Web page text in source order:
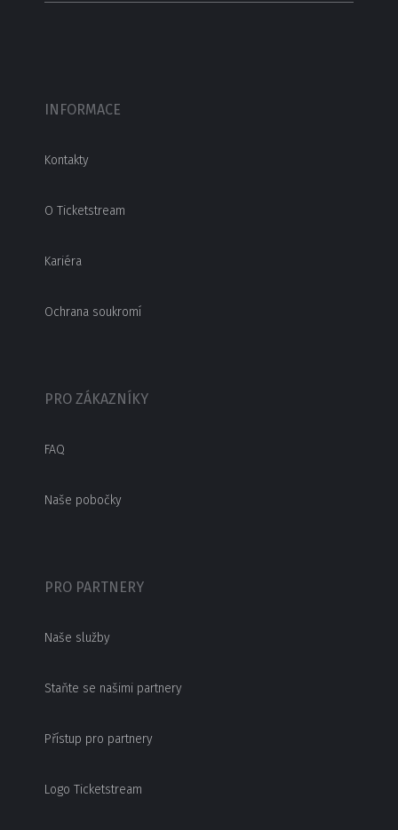
INFORMACE
Kontakty
O Ticketstream
Kariéra
Ochrana soukromí
PRO ZÁKAZNÍKY
FAQ
Naše pobočky
PRO PARTNERY
Naše služby
Staňte se našimi partnery
Přístup pro partnery
Logo Ticketstream